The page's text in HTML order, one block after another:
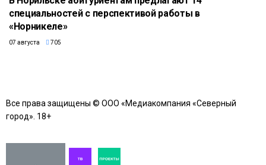
специальностей с перспективой работы в
«Норникеле»
07 августа 705
Все права защищены © ООО «Медиакомпания «Северный
город». 18+